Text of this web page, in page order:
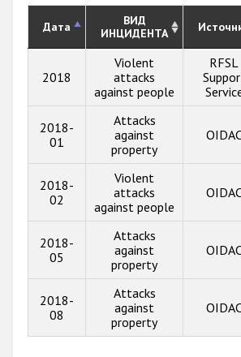
Дата
ВИД
ИНЦИДЕНТА
2018
Violent
attacks
against people
RFSL
2018-
01
Attacks
against
property
OIDAC
2018-
02
Violent
attacks
against people
OIDAC
2018-
05
Attacks
against
property
OIDAC
2018-
08
Attacks
against
property
OIDAC